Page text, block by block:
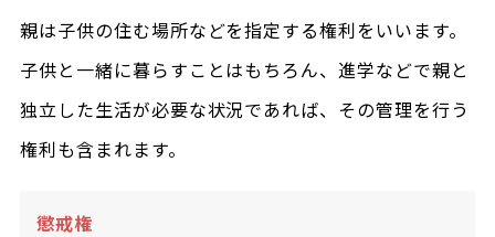
親は子供の住む場所などを指定する権利をいいます。
子供と一緒に暮らすことはもちろん、進学などで親と
独立した生活が必要な状況であれば、その管理を行う
権利も含まれます。
懲戒権